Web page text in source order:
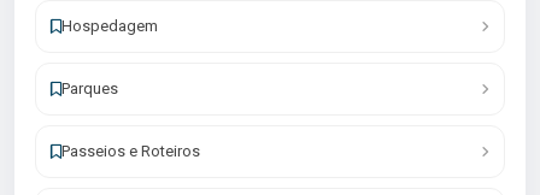
Hospedagem
Parques
Passeios e Roteiros